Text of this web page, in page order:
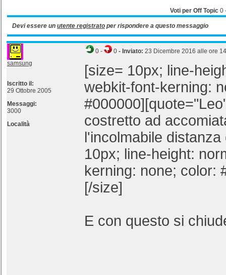
Voti per Off Topic 0
Devi essere un utente registrato per rispondere a questo messaggio
samsung
Iscritto il:
29 Ottobre 2005
Messaggi:
3000
Località
0 - 0 - Inviato: 23 Dicembre 2016 alle ore
[size= 10px; line-
webkit-font-kerning:
costretto ad
l'incolmabile
10px; line-height:
kerning: none; color:
[/size]
E con questo si